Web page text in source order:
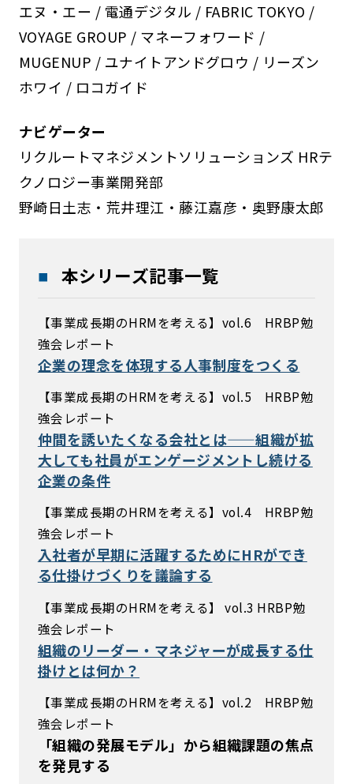
エヌ・エー / 電通デジタル / FABRIC TOKYO /
VOYAGE GROUP / マネーフォワード /
MUGENUP / ユナイトアンドグロウ / リーズン
ホワイ / ロコガイド
ナビゲーター
リクルートマネジメントソリューションズ HRテ
クノロジー事業開発部
野崎日土志・荒井理江・藤江嘉彦・奥野康太郎
本シリーズ記事一覧
【事業成長期のHRMを考える】vol.6 HRBP勉
強会レポート
企業の理念を体現する人事制度をつくる
【事業成長期のHRMを考える】vol.5 HRBP勉
強会レポート
仲間を誘いたくなる会社とは——組織が拡
大しても社員がエンゲージメントし続ける
企業の条件
【事業成長期のHRMを考える】vol.4 HRBP勉
強会レポート
入社者が早期に活躍するためにHRができ
る仕掛けづくりを議論する
【事業成長期のHRMを考える】 vol.3 HRBP勉
強会レポート
組織のリーダー・マネジャーが成長する仕
掛けとは何か？
【事業成長期のHRMを考える】vol.2 HRBP勉
強会レポート
「組織の発展モデル」から組織課題の焦点
を発見する